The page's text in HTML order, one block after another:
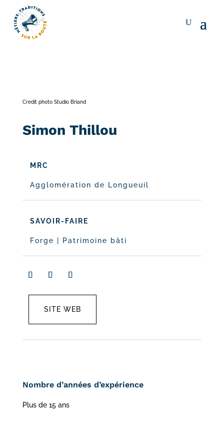
Credit photo Studio Briand
Simon Thillou
MRC
Agglomération de Longueuil
SAVOIR-FAIRE
Forge Patrimoine bâti
SITE WEB
Nombre d’années d’expérience
Plus de 15 ans